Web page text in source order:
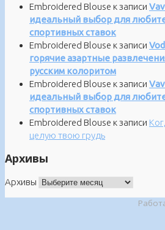
Embroidered Blouse к записи
идеальный выбор для
спортивных ставок
Embroidered Blouse к записи
горячие азартные
русским колоритом
Embroidered Blouse к записи
идеальный выбор для
спортивных ставок
Embroidered Blouse к записи
целую твою грудь
Архивы
Архивы